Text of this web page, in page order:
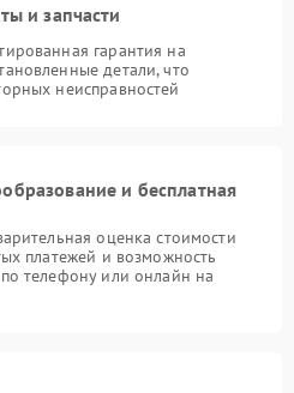
и запчасти
гарантия на
детали, что
неисправностей
и бесплатная
оценка стоимости
платежей и возможность
телефону или онлайн на